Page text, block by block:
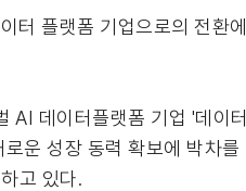
플랫폼 기업으로의 전환
AI 데이터플랫폼 기업 '데이
성장 동력 확보에 박차를
고 있다.